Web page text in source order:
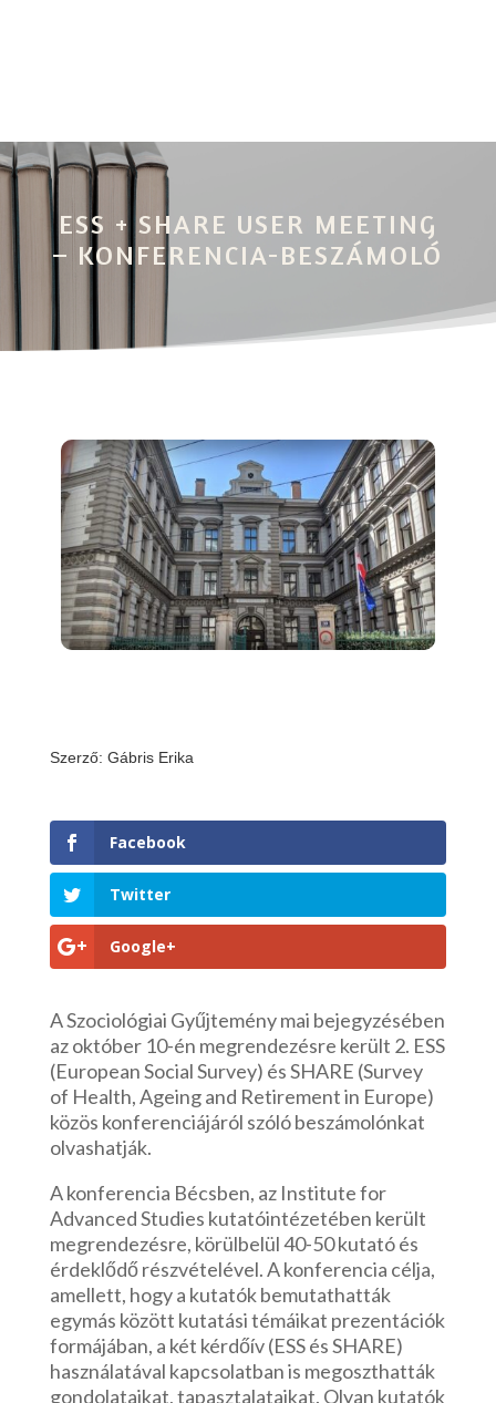
ESS + SHARE USER MEETING
– KONFERENCIA-BESZÁMOLÓ
Szerző: Gábris Erika
Facebook
Twitter
Google+
A Szociológiai Gyűjtemény mai bejegyzésében
az október 10-én megrendezésre került 2. ESS
(European Social Survey) és SHARE (Survey
of Health, Ageing and Retirement in Europe)
közös konferenciájáról szóló beszámolónkat
olvashatják.
A konferencia Bécsben, az Institute for
Advanced Studies kutatóintézetében került
megrendezésre, körülbelül 40-50 kutató és
érdeklődő részvételével. A konferencia célja,
amellett, hogy a kutatók bemutathatták
egymás között kutatási témáikat prezentációk
formájában, a két kérdőív (ESS és SHARE)
használatával kapcsolatban is megoszthatták
gondolataikat, tapasztalataikat. Olyan kutatók